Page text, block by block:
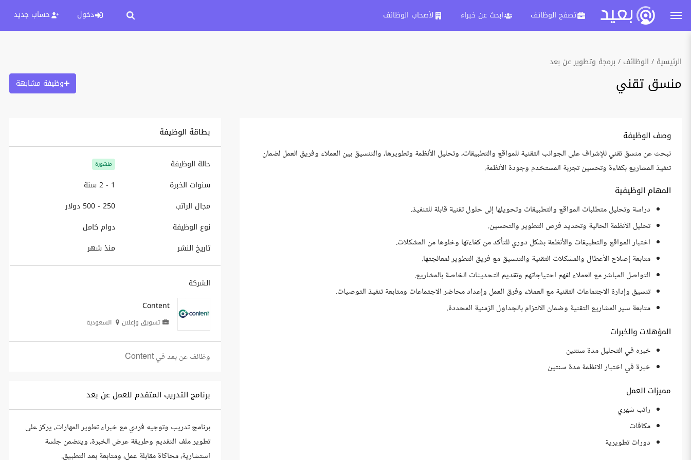
تصفح الوظائف ابحث عن خبراء لأصحاب الوظائف دخول حساب جديد
الرئيسية الوظائف برمجة وتطوير عن بعد
منسق تقني وظيفة مشابهة
وصف الوظيفة
نبحث عن منسق تقني للإشراف على الجوانب التقنية للمواقع والتطبيقات، وتحليل الأنظمة وتطويرها، والتنسيق بين العملاء وفريق العمل لضمان
تنفيذ المشاريع بكفاءة وتحسين تجربة المستخدم وجودة الأنظمة.
المهام الوظيفية
دراسة وتحليل متطلبات المواقع والتطبيقات وتحويلها إلى حلول تقنية قابلة للتنفيذ.
تحليل الأنظمة الحالية وتحديد فرص التطوير والتحسين.
اختبار المواقع والتطبيقات والأنظمة بشكل دوري للتأكد من كفاءتها وخلوها من المشكلات.
متابعة إصلاح الأعطال والمشكلات التقنية والتنسيق مع فريق التطوير لمعالجتها.
التواصل المباشر مع العملاء لفهم احتياجاتهم وتقديم التحديثات الخاصة بالمشاريع.
تنسيق وإدارة الاجتماعات التقنية مع العملاء وفرق العمل وإعداد محاضر الاجتماعات ومتابعة تنفيذ التوصيات.
متابعة سير المشاريع التقنية وضمان الالتزام بالجداول الزمنية المحددة.
المؤهلات والخبرات
خبره في التحليل مدة سنتين
خبرة في اختبار الانظمة مدة سنتين
مميزات العمل
راتب شهري
مكافات
دورات تطويرية
بطاقة الوظيفة
حالة الوظيفة منشورة
سنوات الخبرة
1 - 2 سنة
مجال الراتب
250 - 500 دولار
نوع الوظيفة
دوام كامل
تاريخ النشر
منذ شهر
الشركة
Content
تسويق وإعلان السعودية
وظائف عن بعد في Content
برنامج التدريب المتقدم للعمل عن بعد
برنامج تدريب وتوجيه فردي مع خبراء تطوير المهارات، يركز على
تطوير ملف التقديم وطريقة عرض الخبرة، ويتضمن جلسة
استشارية، محاكاة مقابلة عمل، ومتابعة بعد التطبيق.